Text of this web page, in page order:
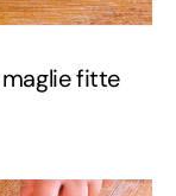
fitte